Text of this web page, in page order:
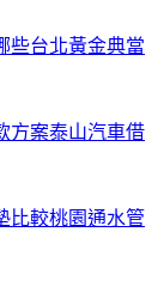
些台北黃金典當
方案泰山汽車借
比較桃園通水管